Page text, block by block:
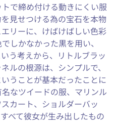
で締め付ける動きにくい服
見せつける為の宝石を本物
リーに、けばけばしい色彩
しかなかった黒を用い、
う考えから、リトルブラッ
ルの根源は、シンプルで、
うことが基本だったことに
なツイードの服、マリンル
カート、ショルダーバッ
べて彼女が生み出したもの